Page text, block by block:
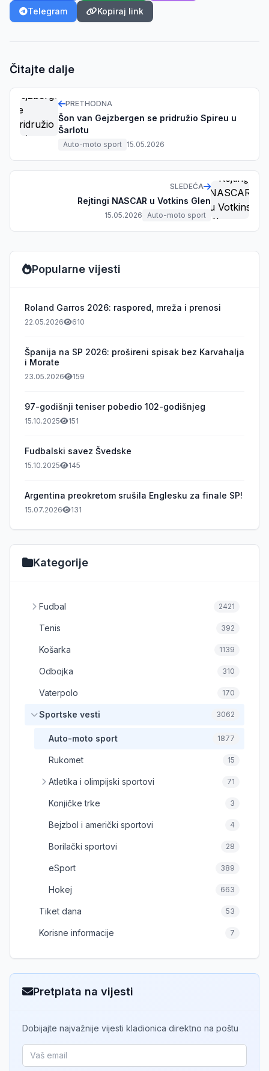
Telegram Kopiraj link
Čitajte dalje
PRETHODNA
Šon van Gejzbergen se pridružio Spireu u
Šarlotu
Auto-moto sport 15.05.2026
SLEDEĆA
Rejtingi NASCAR u Votkins Glen
15.05.2026 Auto-moto sport
Popularne vijesti
Roland Garros 2026: raspored, mreža i prenosi
22.05.2026 610
Španija na SP 2026: prošireni spisak bez Karvahalja
i Morate
23.05.2026 159
97-godišnji teniser pobedio 102-godišnjeg
15.10.2025 151
Fudbalski savez Švedske
15.10.2025 145
Argentina preokretom srušila Englesku za finale SP!
15.07.2026 131
Kategorije
Fudbal 2421
Tenis 392
Košarka 1139
Odbojka 310
Vaterpolo 170
Sportske vesti 3062
Auto-moto sport 1877
Rukomet 15
Atletika i olimpijski sportovi 71
Konjičke trke 3
Bejzbol i američki sportovi 4
Borilački sportovi 28
eSport 389
Hokej 663
Tiket dana 53
Korisne informacije 7
Pretplata na vijesti
Dobijajte najvažnije vijesti kladionica direktno na poštu